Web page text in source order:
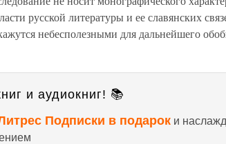
русской литературы и ее славянских
небесполезными для дальнейшего
и аудиокниг! 📚
Подписки в подарок и